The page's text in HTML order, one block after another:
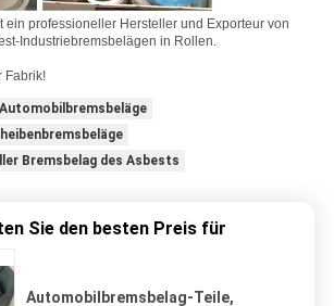
ein professioneller Hersteller und Exporteur von
Industriebremsbelägen in Rollen.
Fabrik!
Bremsbelag des Asbests
Sie den besten Preis für
Automobilbremsbelag-Teile,